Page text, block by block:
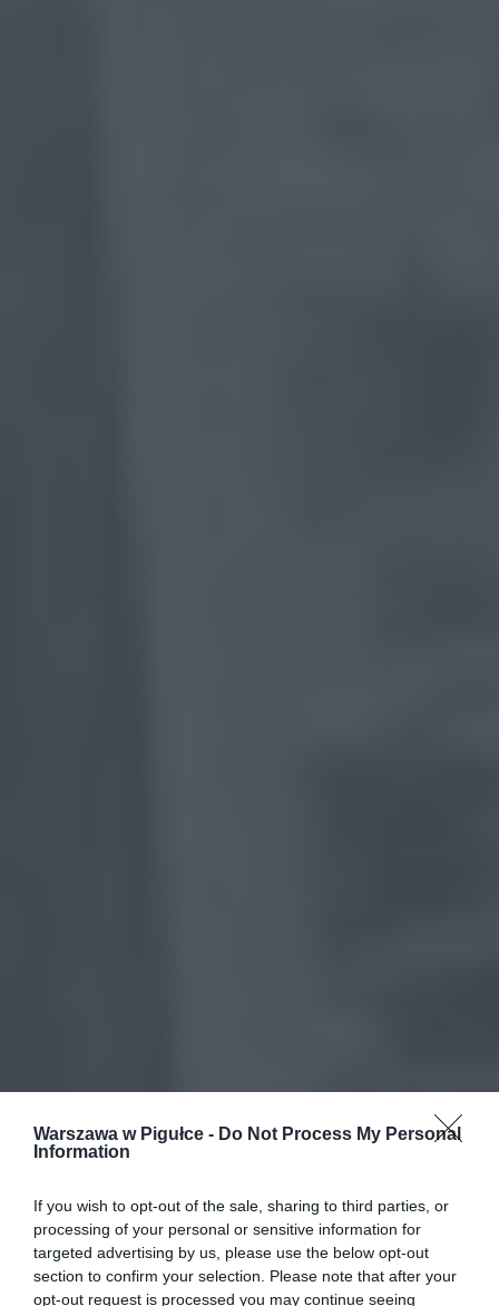
Warszawa w Pigułce - Do Not Process My Personal
Information
If you wish to opt-out of the sale, sharing to third parties, or
processing of your personal or sensitive information for
targeted advertising by us, please use the below opt-out
section to confirm your selection. Please note that after your
opt-out request is processed you may continue seeing